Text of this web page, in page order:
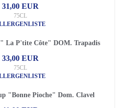
31,00 EUR
75CL
" La P'tite Côte" DOM. Trapadis
33,00 EUR
75CL
"Bonne Pioche" Dom. Clavel